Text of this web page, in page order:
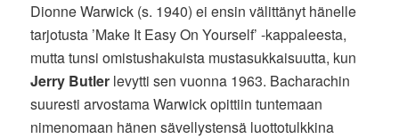
Dionne Warwick (s. 1940) ei ensin välittänyt hänelle
tarjotusta ’Make It Easy On Yourself’ -kappaleesta,
mutta tunsi omistushakuista mustasukkaisuutta, kun
Jerry Butler levytti sen vuonna 1963. Bacharachin
suuresti arvostama Warwick opittiin tuntemaan
nimenomaan hänen sävellystensä luottotulkkina